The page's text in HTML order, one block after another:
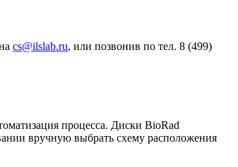
cs@ilslab.ru, или позвонив по тел. 8 (499)
процесса. Диски BioRad
вручную выбрать схему расположения